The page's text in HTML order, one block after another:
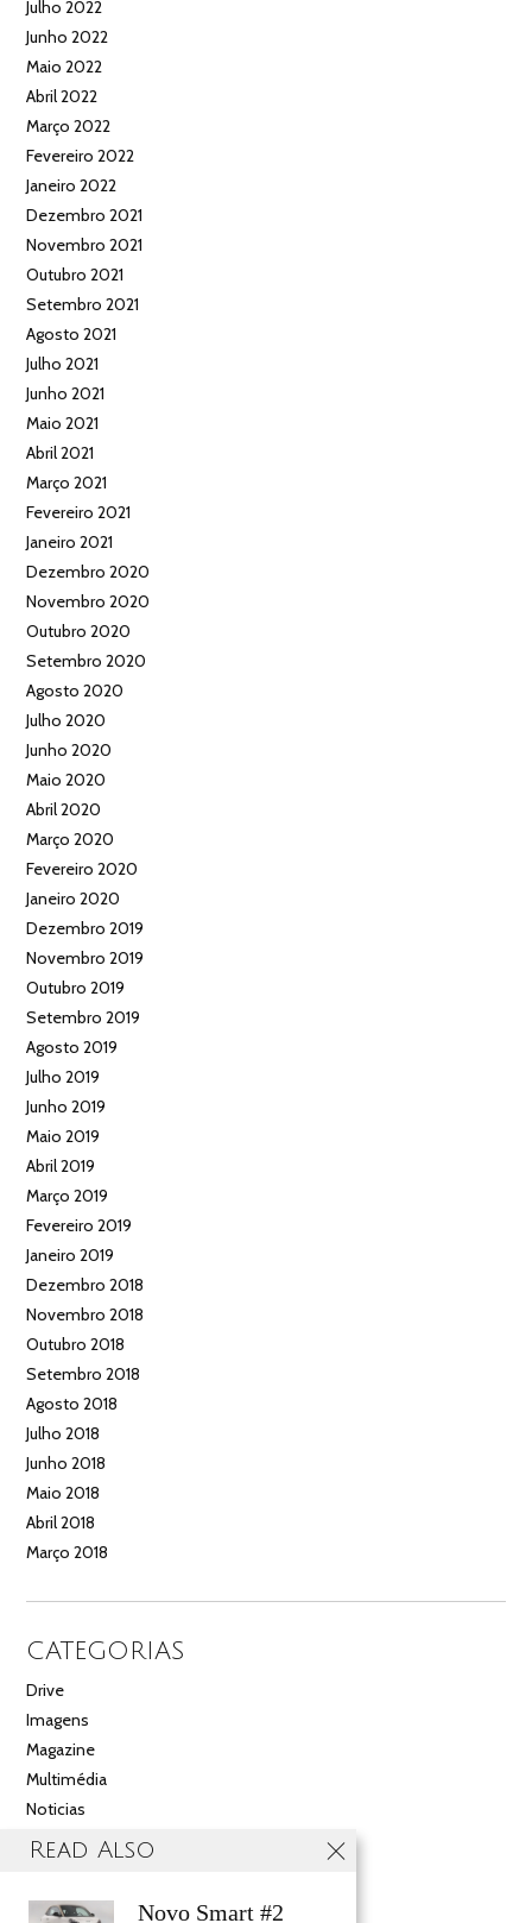
Julho 2022
Junho 2022
Maio 2022
Abril 2022
Março 2022
Fevereiro 2022
Janeiro 2022
Dezembro 2021
Novembro 2021
Outubro 2021
Setembro 2021
Agosto 2021
Julho 2021
Junho 2021
Maio 2021
Abril 2021
Março 2021
Fevereiro 2021
Janeiro 2021
Dezembro 2020
Novembro 2020
Outubro 2020
Setembro 2020
Agosto 2020
Julho 2020
Junho 2020
Maio 2020
Abril 2020
Março 2020
Fevereiro 2020
Janeiro 2020
Dezembro 2019
Novembro 2019
Outubro 2019
Setembro 2019
Agosto 2019
Julho 2019
Junho 2019
Maio 2019
Abril 2019
Março 2019
Fevereiro 2019
Janeiro 2019
Dezembro 2018
Novembro 2018
Outubro 2018
Setembro 2018
Agosto 2018
Julho 2018
Junho 2018
Maio 2018
Abril 2018
Março 2018
CATEGORIAS
Drive
Imagens
Magazine
Multimédia
Noticias
Salão
Read Also
Novo Smart #2